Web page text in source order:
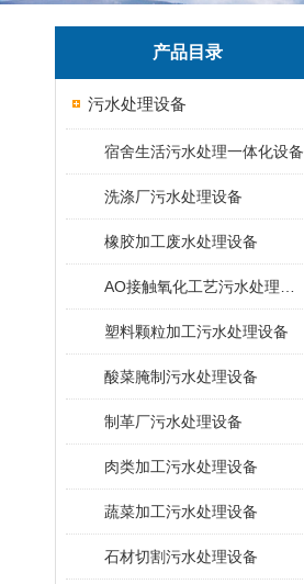
产品目录
污水处理设备
宿舍生活污水处理一体化设备
洗涤厂污水处理设备
橡胶加工废水处理设备
塑料颗粒加工污水处理设备
酸菜腌制污水处理设备
制革厂污水处理设备
肉类加工污水处理设备
蔬菜加工污水处理设备
石材切割污水处理设备